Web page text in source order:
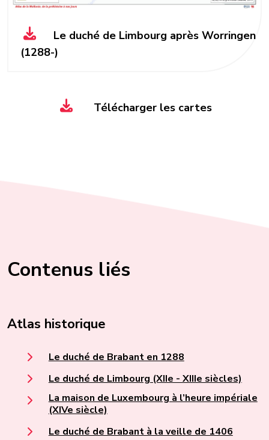
Le duché de Limbourg après Worringen
(1288-)
Télécharger les cartes
Contenus liés
Atlas historique
Le duché de Brabant en 1288
Le duché de Limbourg (XIIe - XIIIe siècles)
La maison de Luxembourg à l’heure impériale
(XIVe siècle)
Le duché de Brabant à la veille de 1406